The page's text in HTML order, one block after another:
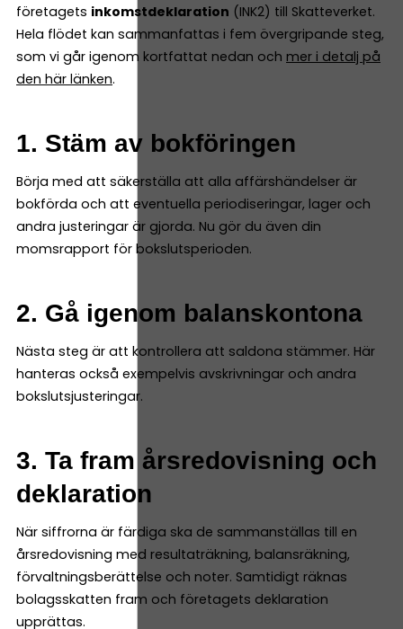
företagets inkomstdeklaration (INK2) till Skatteverket.
Hela flödet kan sammanfattas i fem övergripande steg,
som vi går igenom kortfattat nedan och mer i detalj på
den här länken.
1. Stäm av bokföringen
Börja med att säkerställa att alla affärshändelser är
bokförda och att eventuella periodiseringar, lager och
andra justeringar är gjorda. Nu gör du även din
momsrapport för bokslutsperioden.
2. Gå igenom balanskontona
Nästa steg är att kontrollera att saldona stämmer. Här
hanteras också exempelvis avskrivningar och andra
bokslutsjusteringar.
3. Ta fram årsredovisning och
deklaration
När siffrorna är färdiga ska de sammanställas till en
årsredovisning med resultaträkning, balansräkning,
förvaltningsberättelse och noter. Samtidigt räknas
bolagsskatten fram och företagets deklaration
upprättas.